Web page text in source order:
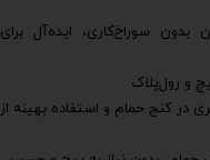
سوراخ‌کاری، ایده‌آل برای
و رول‌پلاک
در کنج حمام و استفاده بهینه از